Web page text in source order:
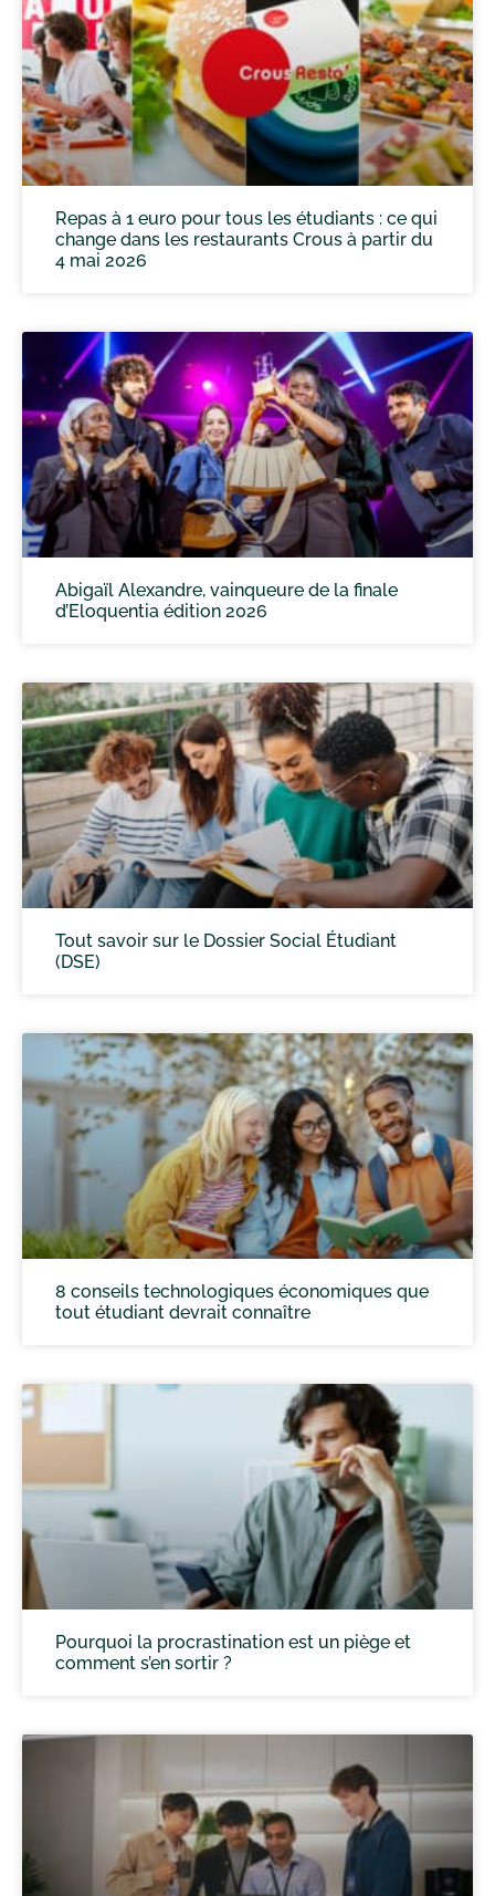
Repas à 1 euro pour tous les étudiants : ce qui
change dans les restaurants Crous à partir du
4 mai 2026
Abigaïl Alexandre, vainqueure de la finale
d’Eloquentia édition 2026
Tout savoir sur le Dossier Social Étudiant
(DSE)
8 conseils technologiques économiques que
tout étudiant devrait connaître
Pourquoi la procrastination est un piège et
comment s’en sortir ?